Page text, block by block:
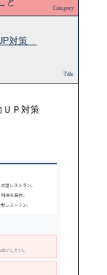
Category
対策
Title
ＵＰ対策